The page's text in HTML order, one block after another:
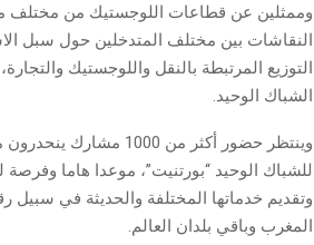
وممثلين عن قطاعات اللوجستيك من مختلف
النقاشات بين مختلف المتدخلين حول سبل
التوزيع المرتبطة بالنقل واللوجستيك
الشباك الوحيد.
للشباك الوحيد “بورتنيت”، موعدا هاما وفرصة
وتقديم خدماتها المختلفة والحديثة في سبيل
المغرب وباقي بلدان العالم.